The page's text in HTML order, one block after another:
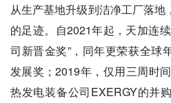
从生产基地升级到洁净工厂落
的足迹。自2021年起，天加连
司新晋金奖”，同年更荣获全
发展奖；2019年，仅用三周时
热发电装备公司EXERGY的并